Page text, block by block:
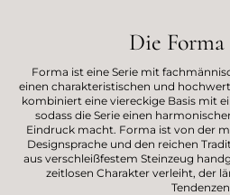
Die Forma
Forma ist eine Serie mit
einen charakteristischen und
kombiniert eine viereckige Basis mit
sodass die Serie einen
Eindruck macht. Forma ist von der
Designsprache und den reichen
aus verschleißfestem Steinzeug
zeitlosen Charakter verleiht, der